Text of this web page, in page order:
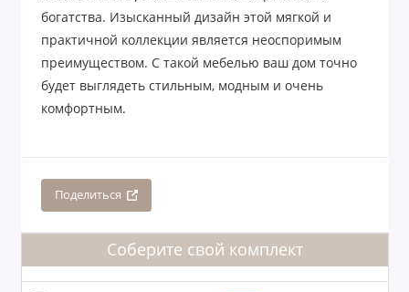
богатства. Изысканный дизайн этой мягкой и
практичной коллекции является неоспоримым
преимуществом. С такой мебелью ваш дом точно
будет выглядеть стильным, модным и очень
комфортным.
Поделиться
Соберите свой комплект